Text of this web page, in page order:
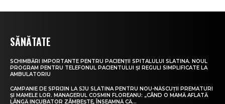
SĂNĂTATE
SCHIMBĂRI IMPORTANTE PENTRU PACIENȚII SPITALULUI SLATINA. NOUL
PROGRAM PENTRU TELEFONUL PACIENTULUI ȘI REGULI SIMPLIFICATE LA
AMBULATORIU
CAMPANIE DE SPRIJIN LA SJU SLATINA PENTRU NOU-NĂSCUȚII PREMATURI
ȘI MAMELE LOR. MANAGERUL COSMIN FLOREANU: „CÂND O MAMĂ AFLATĂ
LÂNGĂ INCUBATOR ZÂMBEȘTE, ÎNSEAMNĂ CĂ...